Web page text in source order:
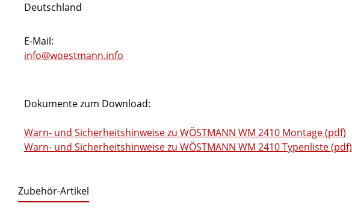
Deutschland
E-Mail:
info@woestmann.info
Dokumente zum Download:
Warn- und Sicherheitshinweise zu WÖSTMANN WM 2410 Montage (pdf)
Warn- und Sicherheitshinweise zu WÖSTMANN WM 2410 Typenliste (pdf)
Zubehör-Artikel